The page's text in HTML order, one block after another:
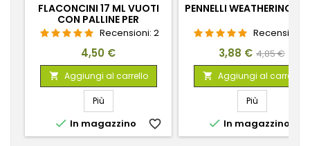
FLACONCINI 17 ML VUOTI
CON PALLINE PER
MISCELARE VERNICI
Recensioni: 2
Prezzo
4,50 €
 Aggiungi al carrello
Più
 In magazzino favorite_border
PENNELLI WEATHERING
Recensioni:
Prezzo
3,88 € Prezzo
base
4,85 €
 Aggiungi al carrello
Più
 In magazzino